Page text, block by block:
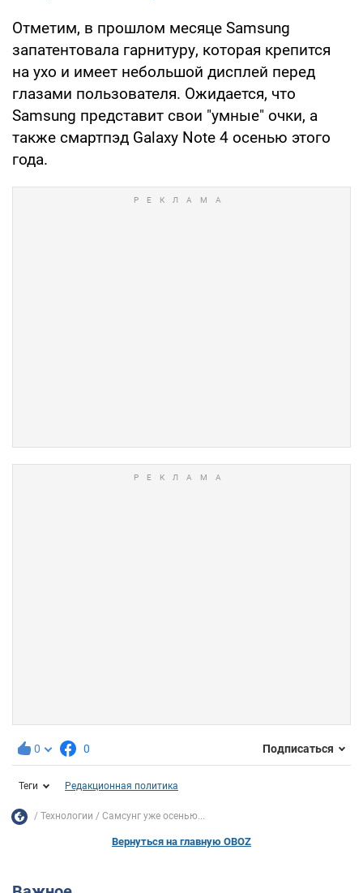
Отметим, в прошлом месяце Samsung
запатентовала гарнитуру, которая крепится
на ухо и имеет небольшой дисплей перед
глазами пользователя. Ожидается, что
Samsung представит свои "умные" очки, а
также смартпэд Galaxy Note 4 осенью этого
года.
0 0 Подписаться
Теги Редакционная политика
Технологии Самсунг уже осенью...
Вернуться на главную OBOZ